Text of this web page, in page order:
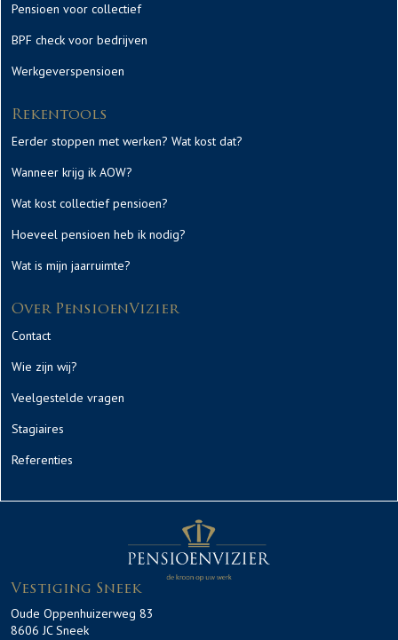
Pensioen voor collectief
BPF check voor bedrijven
Werkgeverspensioen
Rekentools
Eerder stoppen met werken? Wat kost dat?
Wanneer krijg ik AOW?
Wat kost collectief pensioen?
Hoeveel pensioen heb ik nodig?
Wat is mijn jaarruimte?
Over PensioenVizier
Contact
Wie zijn wij?
Veelgestelde vragen
Stagiaires
Referenties
Vestiging Sneek
Oude Oppenhuizerweg 83
8606 JC Sneek